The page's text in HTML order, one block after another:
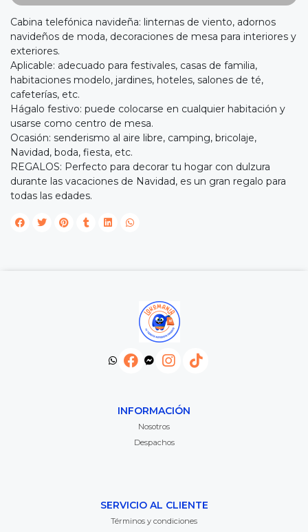
Cabina telefónica navideña: linternas de viento, adornos
navideños de moda, decoraciones de mesa para interiores y
exteriores.
Aplicable: adecuado para festivales, casas de familia,
habitaciones modelo, jardines, hoteles, salones de té,
cafeterías, etc.
Hágalo festivo: puede colocarse en cualquier habitación y
usarse como centro de mesa.
Ocasión: senderismo al aire libre, camping, bricolaje,
Navidad, boda, fiesta, etc.
REGALOS: Perfecto para decorar tu hogar con dulzura
durante las vacaciones de Navidad, es un gran regalo para
todas las edades.
INFORMACIÓN
Nosotros
Despachos
SERVICIO AL CLIENTE
Términos y condiciones